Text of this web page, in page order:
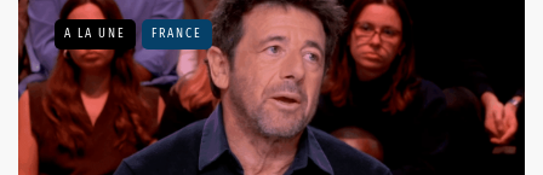
A LA UNE FRANCE